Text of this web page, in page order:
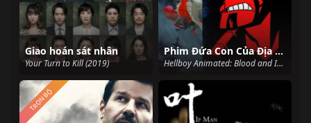
Giao hoán sát nhân
Your Turn to Kill (2019)
Phim Đứa Con Của Địa Ngục: Máu Và Sắt
Hellboy Animated: Blood and Iron (2007)
TRỌN BỘ